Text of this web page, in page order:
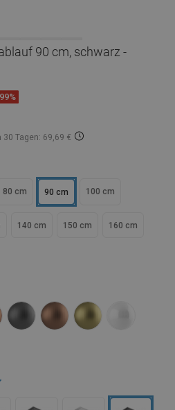
90 cm, schwarz -
Tagen: 69,69 €
80 cm 90 cm 100 cm
140 cm 150 cm 160 cm